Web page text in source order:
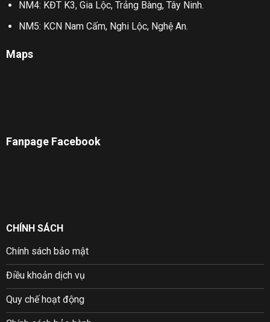
NM4: KĐT K3, Gia Lộc, Trảng Bàng, Tây Ninh.
NM5: KCN Nam Cấm, Nghi Lộc, Nghệ An.
Maps
Fanpage Facebook
CHÍNH SÁCH
Chính sách bảo mật
Điều khoản dịch vụ
Quy chế hoạt động